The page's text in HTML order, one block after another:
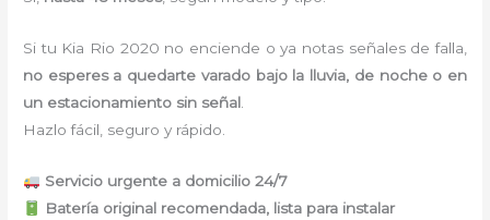
Si tu Kia Rio 2020 no enciende o ya notas señales de falla,
no esperes a quedarte varado bajo la lluvia, de noche o en
un estacionamiento sin señal.
Hazlo fácil, seguro y rápido.
Servicio urgente a domicilio 24/7
Batería original recomendada, lista para instalar